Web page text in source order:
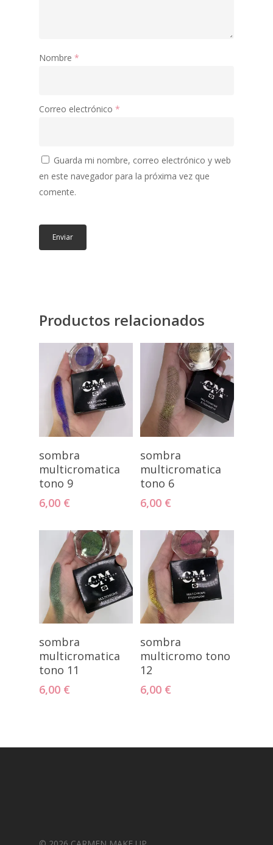
Nombre *
Correo electrónico *
Guarda mi nombre, correo electrónico y web
en este navegador para la próxima vez que
comente.
Productos relacionados
Añadir Al
Carrito
sombra
multicromatica
tono 9
6,00 €
Añadir Al
Carrito
sombra
multicromatica
tono 6
6,00 €
Añadir Al
Carrito
sombra
multicromatica
tono 11
6,00 €
Añadir Al
Carrito
sombra
multicromo tono
12
6,00 €